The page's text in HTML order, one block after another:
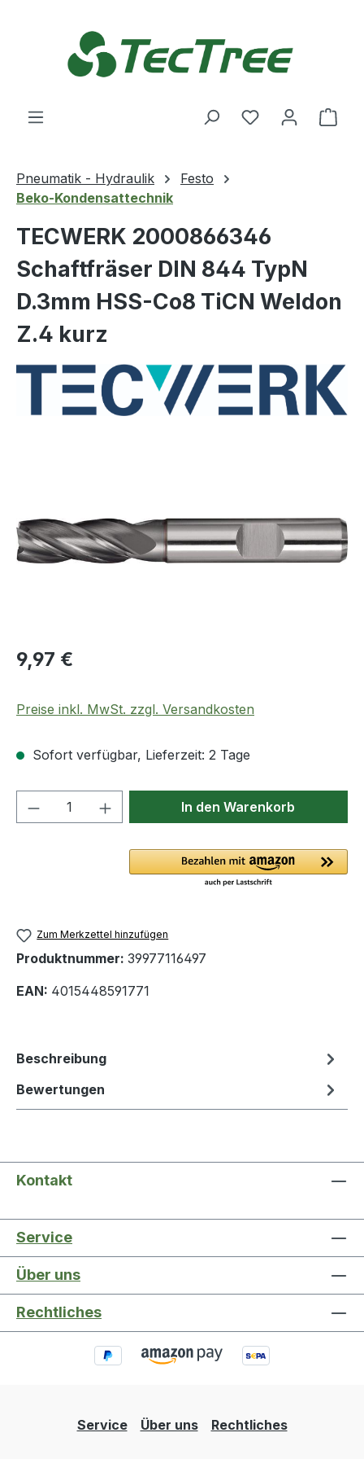
Du hast 0
Pneumatik - Hydraulik
Festo
Beko-Kondensattechnik
TECWERK 2000866346
Schaftfräser DIN 844 TypN
D.3mm HSS-Co8 TiCN Weldon
Z.4 kurz
Regulärer Preis:
9,97 €
Preise inkl. MwSt. zzgl. Versandkosten
Sofort verfügbar, Lieferzeit: 2 Tage
Produkt Anzahl: Gib denIn den Warenkorb
Zum Merkzettel hinzufügen
Produktnummer: 39977116497
EAN: 4015448591771
Beschreibung
Bewertungen
Kontakt
Service
Über uns
Rechtliches
Service Über uns Rechtliches